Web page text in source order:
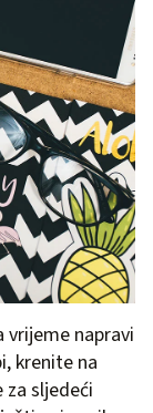
napravi
krenite na
sljedeći